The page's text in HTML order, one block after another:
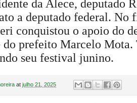
da Alece, deputado
a deputado federal. No
conquistou o apoio do
do prefeito Marcelo Mota.
seu festival junino.
at julho 21, 2025